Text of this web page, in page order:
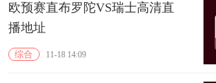
欧预赛直布罗陀VS瑞士高清直
播地址
综合 11-18 14:09